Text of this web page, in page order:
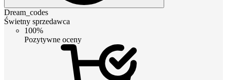
Dream_codes
Świetny sprzedawca
100%
Pozytywne oceny